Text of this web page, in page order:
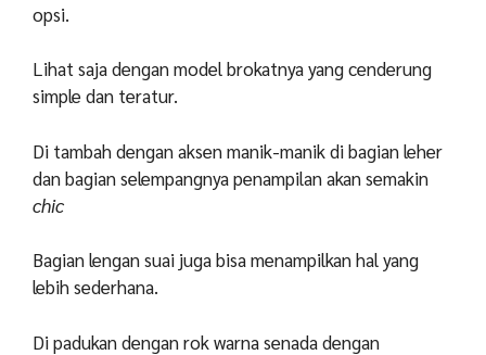
opsi.
Lihat saja dengan model brokatnya yang cenderung
simple dan teratur.
Di tambah dengan aksen manik-manik di bagian leher
dan bagian selempangnya penampilan akan semakin
chic
Bagian lengan suai juga bisa menampilkan hal yang
lebih sederhana.
Di padukan dengan rok warna senada dengan